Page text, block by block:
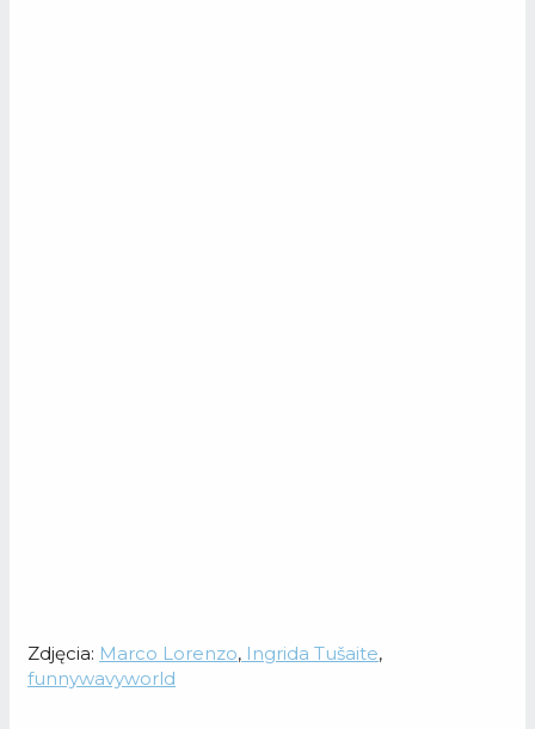
Zdjęcia: Marco Lorenzo, Ingrida Tušaite,
funnywavyworld